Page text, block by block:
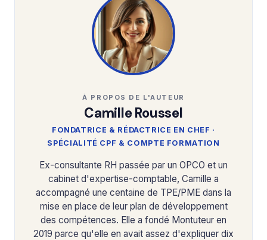
À PROPOS DE L'AUTEUR
Camille Roussel
FONDATRICE & RÉDACTRICE EN CHEF ·
SPÉCIALITÉ CPF & COMPTE FORMATION
Ex-consultante RH passée par un OPCO et un
cabinet d'expertise-comptable, Camille a
accompagné une centaine de TPE/PME dans la
mise en place de leur plan de développement
des compétences. Elle a fondé Montuteur en
2019 parce qu'elle en avait assez d'expliquer dix